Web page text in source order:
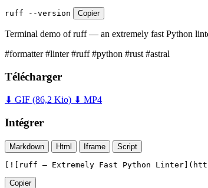
ruff --version Copier
Terminal demo of ruff — an extremely fast Python
#formatter#linter#ruff#python #rust #astral
Télécharger
⬇ GIF (86,2 Kio) ⬇ MP4
Intégrer
Markdown Html Iframe Script
[![ruff — Extremely Fast Python
Copier